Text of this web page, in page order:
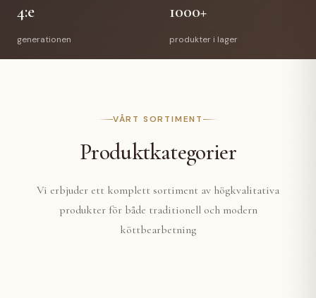
4:e
generationen
1000+
produkter i lager
VÅRT SORTIMENT
Produktkategorier
Vi erbjuder ett komplett sortiment av högkvalitativa
produkter för både traditionell och modern
köttbearbetning